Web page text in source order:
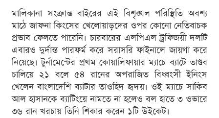
মালিকানা সংক্রান্ত বাইরের এই বিশৃঙ্খল পরিস্থিতি অবশ্য
মাঠে জাফনা কিংসের খেলোয়াড়দের ওপর কোনো নেতিবাচক
প্রভাব ফেলতে পারেনি। চারবারের এলপিএল ট্রফিজয়ী দলটি
এবারও দুর্দান্ত পারফর্ম করে সরাসরি ফাইনালে জায়গা করে
নিয়েছে। টুর্নামেন্টের প্রথম কোয়ালিফায়ার ম্যাচে ব্যাটে তাণ্ডব
চালিয়ে ২১ বলে ৫৪ রানের অপরাজিত বিধ্বংসী ইনিংস
খেলেন বাংলাদেশি ব্যাটার তাওহিদ হৃদয়। ওই ম্যাচে সাকিব
আল হাসানকে ব্যাটিংয়ে নামতে না হলেও বল হাতে ৩ ওভারে
৩৬ রান খরচায় তিনি শিকার করেন ১টি উইকেট।